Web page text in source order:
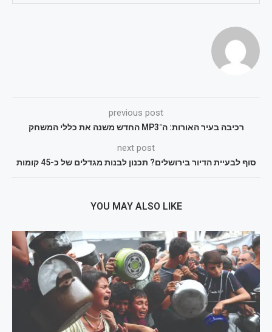
previous post
רכיבה בעיר האורות: ה־MP3 החדש משנה את כללי המשחק
next post
סוף לבעיית הדיור בירושלים? תכנון לבנות מגדלים של כ-45 קומות
YOU MAY ALSO LIKE